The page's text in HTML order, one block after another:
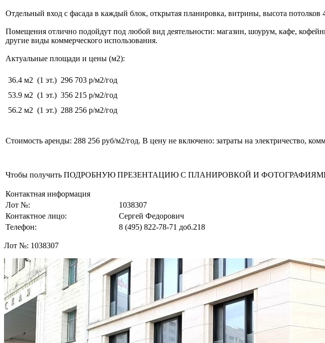
Отдельный вход с фасада в каждый блок, открытая планировка, витрины, высота потолков
Помещения отлично подойдут под любой вид деятельности: магазин, шоурум, кафе,
другие виды коммерческого использования.
Актуальные площади и цены (м2):
36.4 м2 (1 эт.) 296 703 р/м2/год
53.9 м2 (1 эт.) 356 215 р/м2/год
56.2 м2 (1 эт.) 288 256 р/м2/год
Стоимость аренды: 288 256 руб/м2/год. В цену не включено: затраты на электричество,
Чтобы получить ПОДРОБНУЮ ПРЕЗЕНТАЦИЮ С ПЛАНИРОВКОЙ И ФОТОГРАФИЯМИ на
Контактная информация
Лот №:
1038307
Контактное лицо:
Сергей Федорович
Телефон:
8 (495) 822-78-71 доб.218
Лот №: 1038307